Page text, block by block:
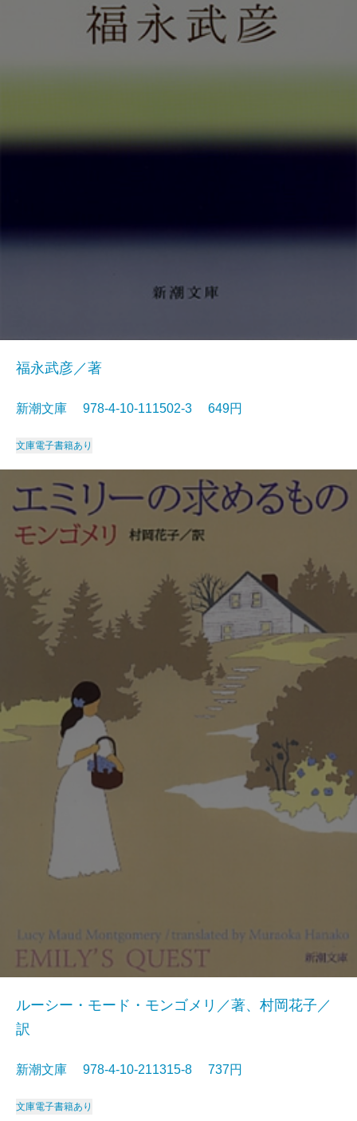
福永武彦／著
新潮文庫 978-4-10-111502-3 649円
文庫電子書籍あり
ルーシー・モード・モンゴメリ／著、村岡花子／
訳
新潮文庫 978-4-10-211315-8 737円
文庫電子書籍あり